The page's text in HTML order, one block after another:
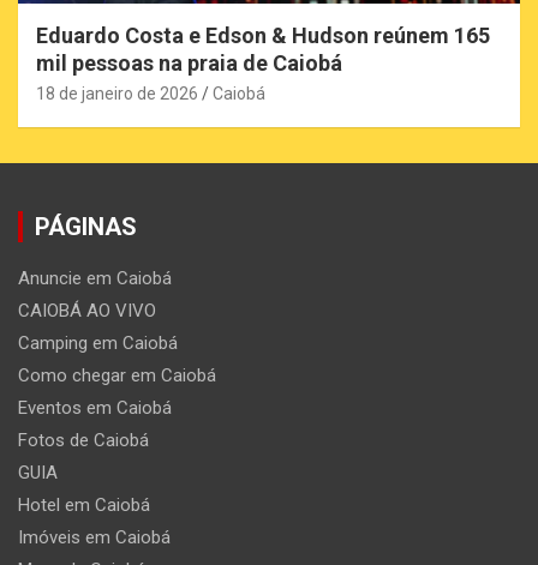
Eduardo Costa e Edson & Hudson reúnem 165
mil pessoas na praia de Caiobá
18 de janeiro de 2026 Caiobá
PÁGINAS
Anuncie em Caiobá
CAIOBÁ AO VIVO
Camping em Caiobá
Como chegar em Caiobá
Eventos em Caiobá
Fotos de Caiobá
GUIA
Hotel em Caiobá
Imóveis em Caiobá